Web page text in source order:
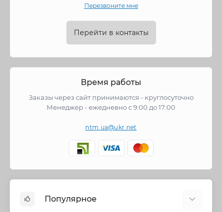
Перезвоните мне
Перейти в контакты
Время работы
Заказы через сайт принимаются - круглосуточно
Менеджер - ежедневно с 9:00 до 17:00
ntm.ua@ukr.net
Популярное